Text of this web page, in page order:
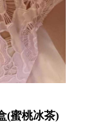
(蜜桃冰茶)